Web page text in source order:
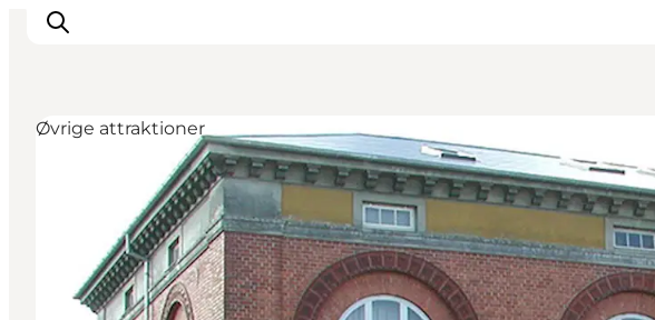
Spis, drik og shop
Kunstlandet
Se og oplev
Find vej
Øvrige attraktioner